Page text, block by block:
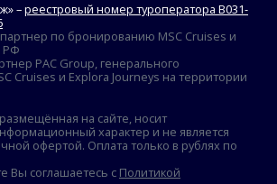
–реестровый номер туроператора В031-
по бронированию MSC Cruises и
РФ
PAC Group, генерального
Cruises и Explora Journeys на территории
на сайте, носит
характер и не является
офертой. Оплата только в рублях по
Вы соглашаетесь с Политикой